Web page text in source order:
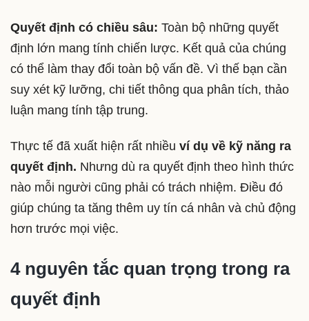
Quyết định có chiều sâu: Toàn bộ những quyết
định lớn mang tính chiến lược. Kết quả của chúng
có thể làm thay đổi toàn bộ vấn đề. Vì thế bạn cần
suy xét kỹ lưỡng, chi tiết thông qua phân tích, thảo
luận mang tính tập trung.
Thực tế đã xuất hiện rất nhiều ví dụ về kỹ năng ra
quyết định. Nhưng dù ra quyết định theo hình thức
nào mỗi người cũng phải có trách nhiệm. Điều đó
giúp chúng ta tăng thêm uy tín cá nhân và chủ động
hơn trước mọi việc.
4 nguyên tắc quan trọng trong ra
quyết định